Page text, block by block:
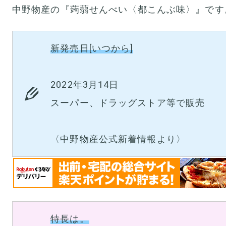
中野物産の『蒟蒻せんべい〈都こんぶ味〉』で
新発売日[いつから]
2022年3月14日
スーパー、ドラッグストア等で販売
〈中野物産公式新着情報より〉
特長は。